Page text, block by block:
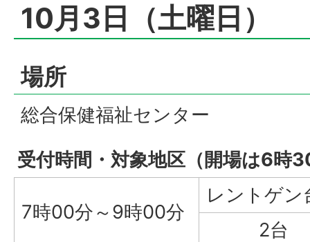
10月3日（土曜日）
場所
総合保健福祉センター
受付時間・対象地区（開場は6時
7時00分～9時00分
レントゲン
2台